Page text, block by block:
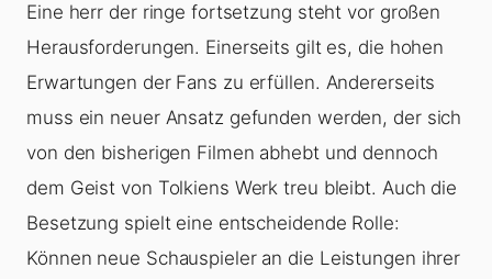
Eine herr der ringe fortsetzung steht vor großen
Herausforderungen. Einerseits gilt es, die hohen
Erwartungen der Fans zu erfüllen. Andererseits
muss ein neuer Ansatz gefunden werden, der sich
von den bisherigen Filmen abhebt und dennoch
dem Geist von Tolkiens Werk treu bleibt. Auch die
Besetzung spielt eine entscheidende Rolle:
Können neue Schauspieler an die Leistungen ihrer